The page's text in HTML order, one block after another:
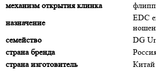
механизм открытия клинка
назначение
EDC
семейство
DG
страна бренда
страна изготовитель
Китай